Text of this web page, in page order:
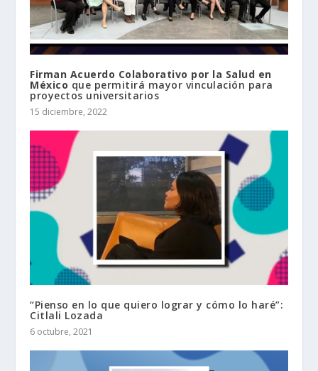
Firman Acuerdo Colaborativo por la Salud en
México que permitirá mayor vinculación para
proyectos universitarios
15 diciembre, 2022
“Pienso en lo que quiero lograr y cómo lo haré”:
Citlali Lozada
6 octubre, 2021